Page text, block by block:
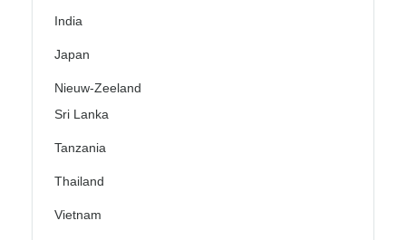
India
Japan
Nieuw-Zeeland
Sri Lanka
Tanzania
Thailand
Vietnam